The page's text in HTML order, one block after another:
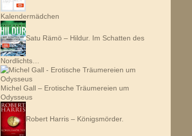
Kalendermädchen
Satu Rämö – Hildur. Im Schatten des
Nordlichts…
Michel Gall – Erotische Träumereien um
Odysseus
Robert Harris – Königsmörder.